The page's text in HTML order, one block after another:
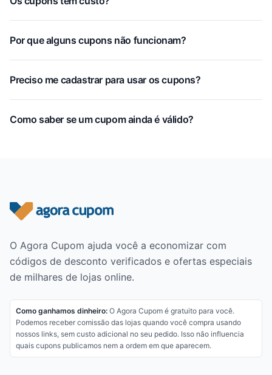
Por que alguns cupons não funcionam?
Preciso me cadastrar para usar os cupons?
Como saber se um cupom ainda é válido?
Rodapé do site
O Agora Cupom ajuda você a economizar com
códigos de desconto verificados e ofertas especiais
de milhares de lojas online.
Como ganhamos dinheiro:O Agora Cupom é gratuito para você.
Podemos receber comissão das lojas quando você compra usando
nossos links, sem custo adicional no seu pedido. Isso não influencia
quais cupons publicamos nem a ordem em que aparecem.